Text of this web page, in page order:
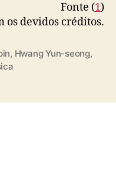
I
1
Fonte (1)
os devidos créditos.
, Hwang Yun-seong,